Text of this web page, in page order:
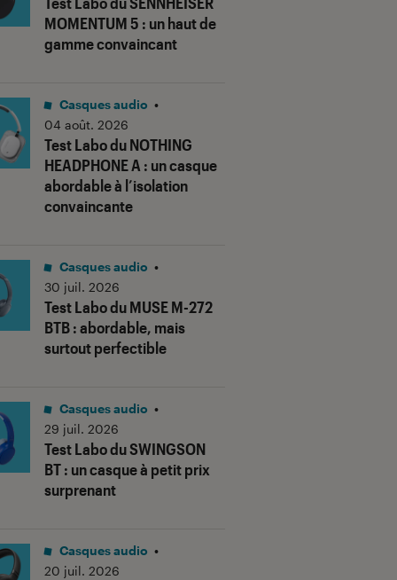
MOMENTUM 5 : un haut de
gamme convaincant
Test Labo du NOTHING
HEADPHONE A : un casque
abordable à l’isolation
convaincante
Casques audio •
04 août. 2026
Test Labo du MUSE M-272
BTB : abordable, mais
surtout perfectible
Casques audio •
30 juil. 2026
Test Labo du SWINGSON
BT : un casque à petit prix
surprenant
Casques audio •
29 juil. 2026
Casques audio •
20 juil. 2026